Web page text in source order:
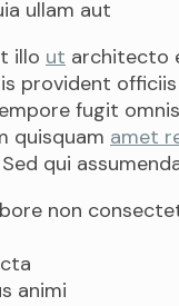
illo ut architecto
provident
fugit
quisquam amet
qui
non
animi